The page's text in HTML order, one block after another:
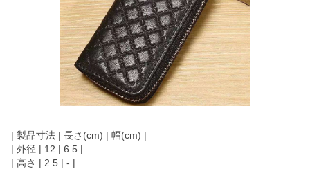
| 製品寸法 | 長さ(cm) | 幅(cm) |
| 外径 | 12 | 6.5 |
| 高さ | 2.5 | - |